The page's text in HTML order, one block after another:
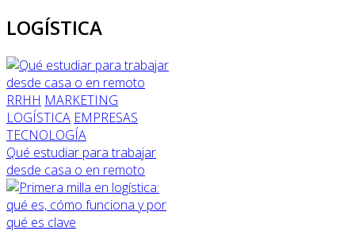
LOGÍSTICA
RRHH MARKETING
LOGÍSTICA EMPRESAS
TECNOLOGÍA
Qué estudiar para trabajar
desde casa o en remoto